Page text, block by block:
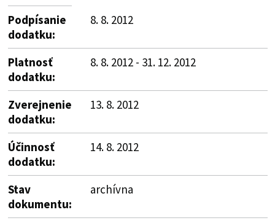
Podpísanie
dodatku:
8. 8. 2012
Platnosť
dodatku:
8. 8. 2012 - 31. 12. 2012
Zverejnenie
dodatku:
13. 8. 2012
Účinnosť
dodatku:
14. 8. 2012
Stav
dokumentu:
archívna